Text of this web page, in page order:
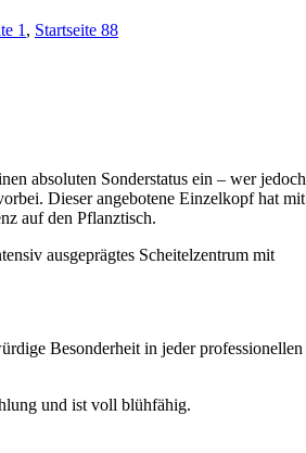
1 , Startseite 88
absoluten Sonderstatus ein – wer jedoch
Dieser angebotene Einzelkopf hat mit
auf den Pflanztisch.
ausgeprägtes Scheitelzentrum mit
Besonderheit in jeder professionellen
und ist voll blühfähig.